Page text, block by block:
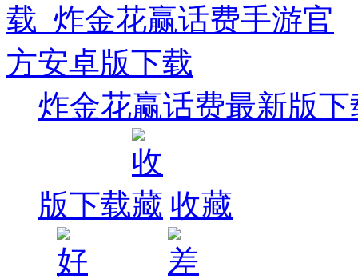
炸金花赢话费最新版
版下载 收藏